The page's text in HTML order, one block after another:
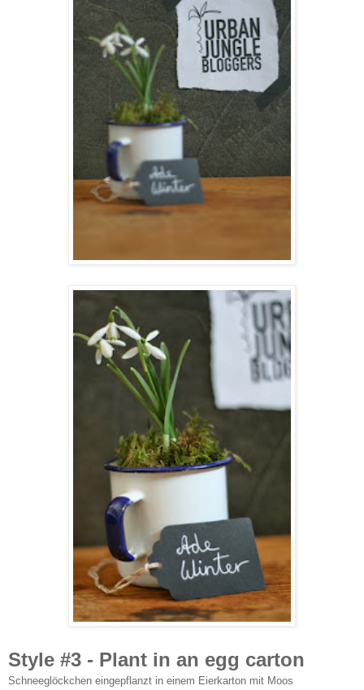
Style #3 - Plant in an egg carton
Schneeglöckchen eingepflanzt in einem Eierkarton mit Moos